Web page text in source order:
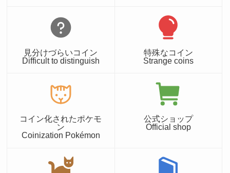
見分けづらいコイン
Difficult to distinguish
特殊なコイン
Strange coins
コイン化されたポケモ
ン
Coinization Pokémon
公式ショップ
Official shop